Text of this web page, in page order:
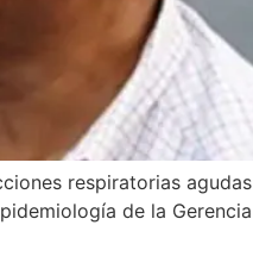
respiratorias
de la